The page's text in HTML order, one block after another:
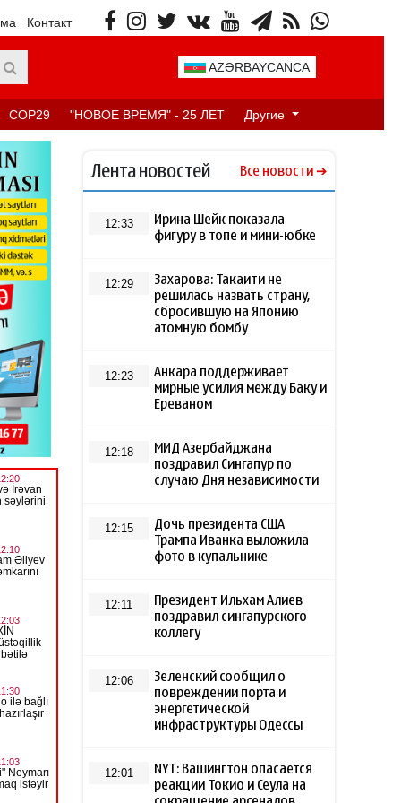
Контакт
AZƏRBAYCANCA
COP29 "НОВОЕ ВРЕМЯ" - 25 ЛЕТ Другие
Лента новостей Все новости
12:33
Ирина Шейк показала
фигуру в топе и мини-юбке
12:29
Захарова: Такаити не
решилась назвать страну,
сбросившую на Японию
атомную бомбу
12:23
Анкара поддерживает
мирные усилия между Баку и
Ереваном
12:18
МИД Азербайджана
поздравил Сингапур по
случаю Дня независимости
12:15
Дочь президента США
Трампа Иванка выложила
фото в купальнике
12:11
Президент Ильхам Алиев
поздравил сингапурского
коллегу
12:06
Зеленский сообщил о
повреждении порта и
энергетической
инфраструктуры Одессы
12:01
NYT: Вашингтон опасается
реакции Токио и Сеула на